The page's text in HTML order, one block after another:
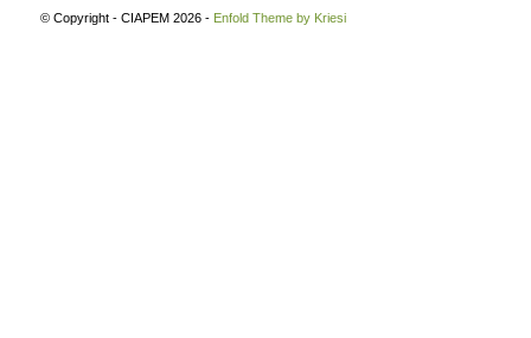
© Copyright - CIAPEM 2026 - Enfold Theme by Kriesi